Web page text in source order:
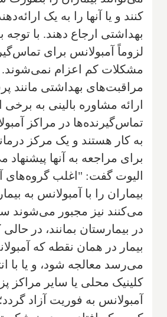
کنند و یا آنها را به یک
بهداشتی ارجاع دهند. با توجه
لزوماً آمبولانس برای
مشکلات کم اعزام
مراقبت‌های بهداشتی مانند
ارائه مشاوره بالینی به برخی
تماس‌گیرنده‌ها در مراکز
به کار هستند و یک مرکز
برای مراجعه به آنها پیشنهاد
الیوت گفت: "اغلب گروه‌های
بیماران را با آمبولانس به
می‌کنند نیز مجبور می‌شوند
در بیمارستان بمانند‌، در
بیمار در همان نقطه که
می‌رسد معالجه شود، و یا با
كلینیک محلی یا سایر مراكز
آمبولانس به فوریت آزاد